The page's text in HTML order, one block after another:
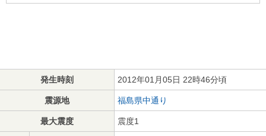
発生時刻 2012年01月05日 22時46分頃
震源地 福島県中通り
最大震度 震度1